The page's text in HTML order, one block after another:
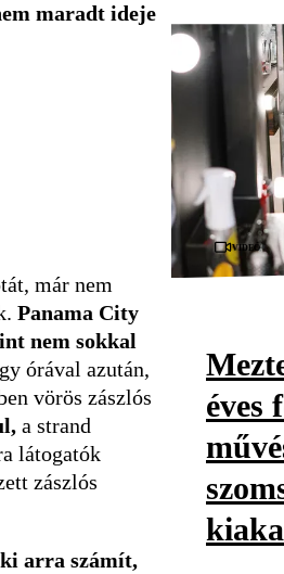
maradt ideje
már nem
Panama City
nem sokkal
órával azután,
vörös zászlós
a strand
látogatók
zászlós
arra számít,
Videó
éves